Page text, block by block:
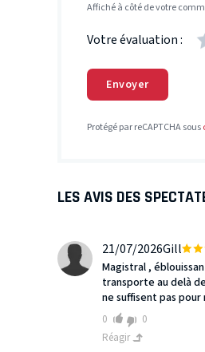
Affiché à côté de votre
Votre évaluation :
Envoyer
Protégé par reCAPTCHA sous
LES AVIS DES
21/07/2026Gill
Magistral ,
transporte au delà
ne suffisent pas
0
0
Réagir